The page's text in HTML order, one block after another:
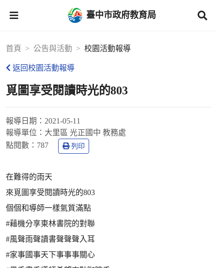
臺中市政府教育局
首頁 公告與活動 校園活動報導
返回校園活動報導
覓圖享受閱讀時光的803
報導日期： 2021-05-11
報導單位： 大里區 光正國中 教務處
點閱數： 787 列印
在難得的雨天
來覓圖享受閱讀時光的803
個個和導師一樣氣質滿點
#藉機分享東林書院的對聯
#風聲雨聲讀書聲聲聲入耳
#家事國事天下事事事關心